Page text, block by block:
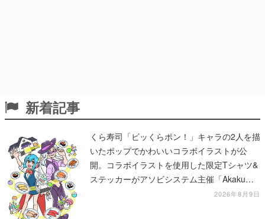
新着記事
くら寿司「ビッくらポン！」キャラの2人を描
いたポップでかわいいコラボイラストが公
開。コラボイラストを使用した限定Tシャツ&
ステッカーがアソビシステム主催「Akaku
2026年8月9日